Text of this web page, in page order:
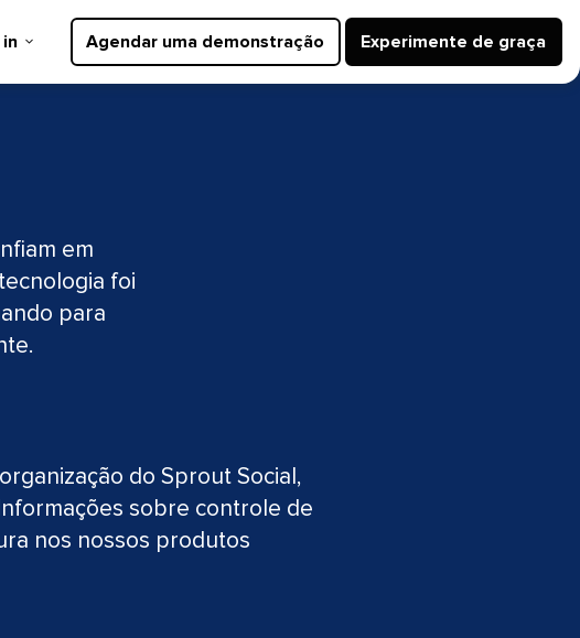
in​​ Agendar uma demonstração​​ Experimente de graça​​
em
foi
para
do Sprout Social,
sobre controle de
nos nossos produtos